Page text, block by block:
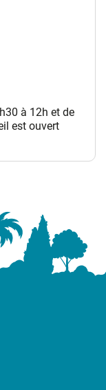
dans un
à 12h et de
est ouvert